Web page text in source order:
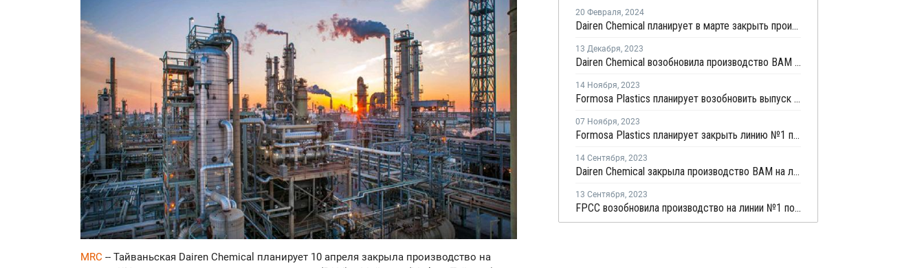
MRC -- Тайваньская Dairen Chemical планирует 10 апреля закрыла производство на
20 Февраля, 2024
Dairen Chemical планирует в марте закрыть производство ВАМ в Майлиао
13 Декабря, 2023
Dairen Chemical возобновила производство ВАМ на линии №2 в Майлиао
14 Ноября, 2023
Formosa Plastics планирует возобновить выпуск ЭВА в Тайване после ремонта
07 Ноября, 2023
Formosa Plastics планирует закрыть линию №1 по выпуску ЭВА в Тайване на ремонт
14 Сентября, 2023
Dairen Chemical закрыла производство ВАМ на линии №2 в Майлиао
13 Сентября, 2023
FPCC возобновила производство на линии №1 по выпуску ЭВА в Майлиао